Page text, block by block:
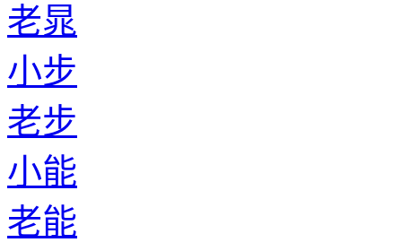
老晁
小步
老步
小能
老能